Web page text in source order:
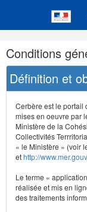
Navigation
et
outils
annexes
Conditions
Définition et
Cerbère est le portail
mises en oeuvre par
Ministère de la
Collectivités
« le Ministère » (voir
ethttp://
Le terme «
réalisée et mis en
des traitements